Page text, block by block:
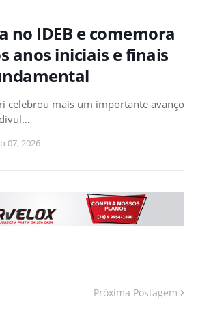
no IDEB e comemora
anos iniciais e finais
celebrou mais um importante avanço
07, 2026
Próxima Postagem